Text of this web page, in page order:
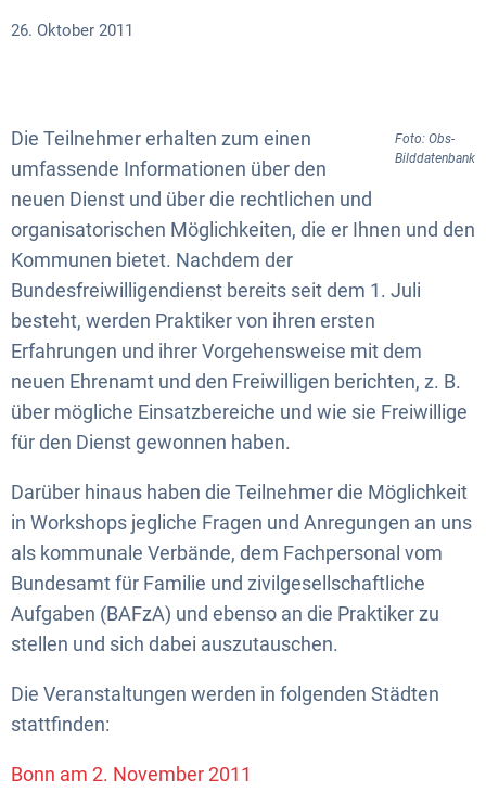
26. Oktober 2011
Foto: Obs-
Bilddatenbank
Die Teilnehmer erhalten zum einen
umfassende Informationen über den
neuen Dienst und über die rechtlichen und
organisatorischen Möglichkeiten, die er Ihnen und den
Kommunen bietet. Nachdem der
Bundesfreiwilligendienst bereits seit dem 1. Juli
besteht, werden Praktiker von ihren ersten
Erfahrungen und ihrer Vorgehensweise mit dem
neuen Ehrenamt und den Freiwilligen berichten, z. B.
über mögliche Einsatzbereiche und wie sie Freiwillige
für den Dienst gewonnen haben.
Darüber hinaus haben die Teilnehmer die Möglichkeit
in Workshops jegliche Fragen und Anregungen an uns
als kommunale Verbände, dem Fachpersonal vom
Bundesamt für Familie und zivilgesellschaftliche
Aufgaben (BAFzA) und ebenso an die Praktiker zu
stellen und sich dabei auszutauschen.
Die Veranstaltungen werden in folgenden Städten
stattfinden:
Bonn am 2. November 2011